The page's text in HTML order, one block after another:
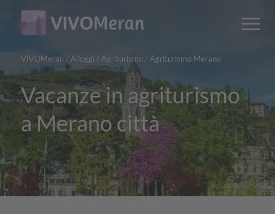
Main
content
Main
navigation
VIVOMeran / Alloggi / Agriturismo / Agriturismo Merano
Vacanze in agriturismo
a Merano città